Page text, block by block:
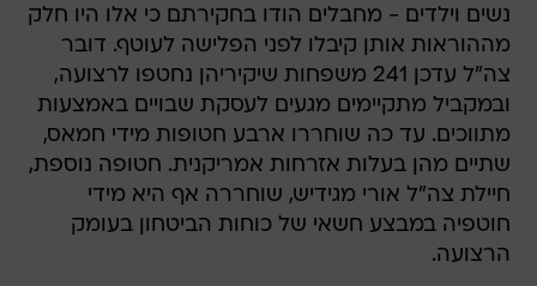
נשים וילדים - מחבלים הודו בחקירתם כי אלו היו חלק
מההוראות אותן קיבלו לפני הפלישה לעוטף. דובר
צה"ל עדכן 241 משפחות שיקיריהן נחטפו לרצועה,
ובמקביל מתקיימים מגעים לעסקת שבויים באמצעות
מתווכים. עד כה שוחררו ארבע חטופות מידי חמאס,
שתיים מהן בעלות אזרחות אמריקנית. חטופה נוספת,
חיילת צה"ל אורי מגידיש, שוחררה אף היא מידי
חוטפיה במבצע חשאי של כוחות הביטחון בעומק
הרצועה.